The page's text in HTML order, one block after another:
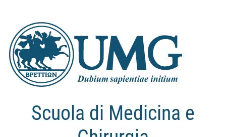
Scuola di Medicina e